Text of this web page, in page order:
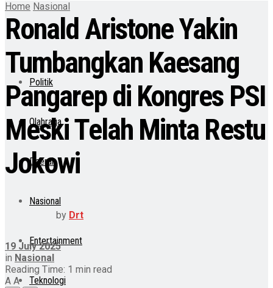
Politik
Olahraga
Daerah
Nasional
Entertainment
Teknologi
Home Nasional
Ronald Aristone Yakin
Tumbangkan Kaesang
Pangarep di Kongres PSI
Meski Telah Minta Restu
Jokowi
by Drt
19 July 2025
in Nasional
Reading Time: 1 min read
A A